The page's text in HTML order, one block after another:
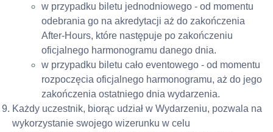
w przypadku biletu jednodniowego - od momentu
odebrania go na akredytacji aż do zakończenia
After-Hours, które następuje po zakończeniu
oficjalnego harmonogramu danego dnia.
w przypadku biletu cało eventowego - od momentu
rozpoczęcia oficjalnego harmonogramu, aż do jego
zakończenia ostatniego dnia wydarzenia.
Każdy uczestnik, biorąc udział w Wydarzeniu, pozwala na
wykorzystanie swojego wizerunku w celu